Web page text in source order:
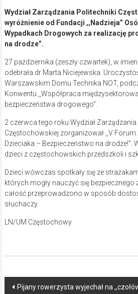
Wydział Zarządzania Politechniki
wyróżnienie od Fundacji ,,Nadzieja”
Wypadkach Drogowych za realizację
na drodze”.
27 października (zeszły czwartek), w
odebrała dr Marta Niciejewska.
Warszawskim Domu Technika NOT,
Konwentu ,,Współpraca
bezpieczeństwa drogowego”.
2 czerwca tego roku Wydział
Częstochowskiej zorganizował ,,V
Dzieciaka – Bezpieczeństwo na drodze!”.
dzieci z częstochowskich przedszkoli i
Dzieci wówczas spotkały się ze
których mogły nauczyć się bezpiecznego
całość przeprowadzono w sposób
słuchaczy.
LN/UM Częstochowy
Post
Pijany rowerzysta wyjechał na